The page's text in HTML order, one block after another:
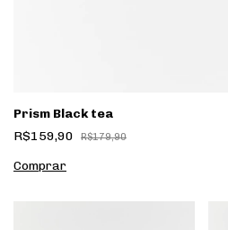
Prism Black tea
R$159,90
R$179,90